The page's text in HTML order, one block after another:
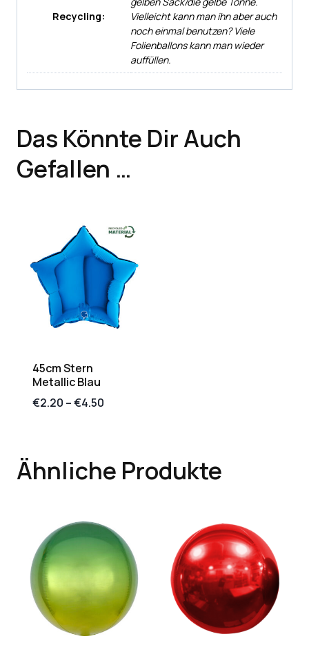
Recycling:
Vielleicht kann man ihn aber auch
noch einmal benutzen? Viele
Folienballons kann man wieder
auffüllen.
Das Könnte Dir Auch
Gefallen …
45cm Stern
Metallic Blau
€2.20 –€4.50
Ähnliche Produkte